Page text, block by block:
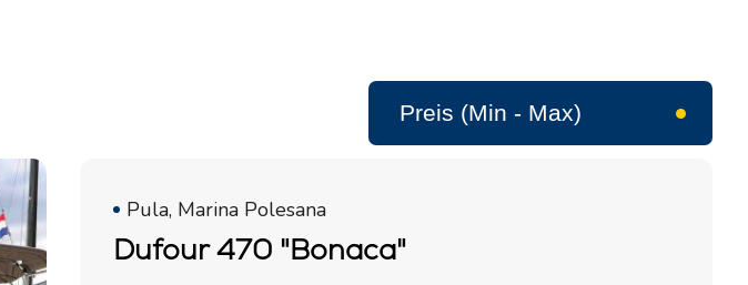
Pula, Marina Polesana
Dufour 470 "Bonaca"